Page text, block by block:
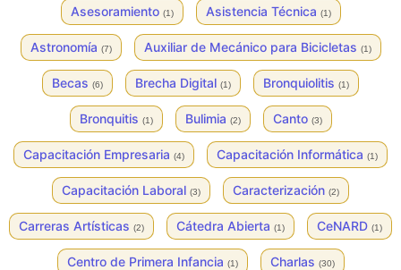
Asesoramiento (1) Asistencia Técnica (1)
Astronomía (7) Auxiliar de Mecánico para Bicicletas (1)
Becas (6) Brecha Digital (1) Bronquiolitis (1)
Bronquitis (1) Bulimia (2) Canto (3)
Capacitación Empresaria (4) Capacitación Informática (1)
Capacitación Laboral (3) Caracterización (2)
Carreras Artísticas (2) Cátedra Abierta (1) CeNARD (1)
Centro de Primera Infancia (1) Charlas (30)